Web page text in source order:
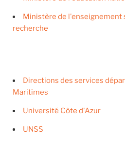
Ministère de l'enseignement
recherche
Directions des services
Maritimes
Université Côte d'Azur
UNSS